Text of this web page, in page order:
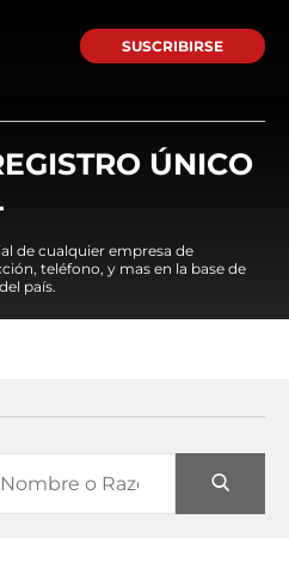
SUSCRIBIRSE
ÚNICO
de cualquier empresa de
teléfono, y mas en la base de
país.